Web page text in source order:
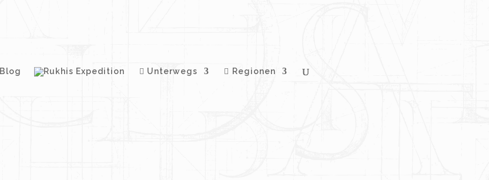
Blog Unterwegs Regionen